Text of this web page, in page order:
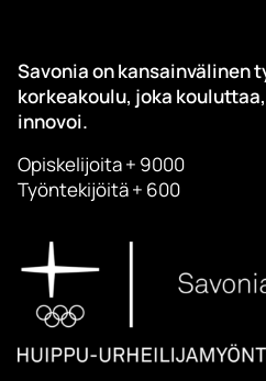
Savonia on kansainvälinen
korkeakoulu, joka
innovoi.
Opiskelijoita + 9000
Työntekijöitä + 600